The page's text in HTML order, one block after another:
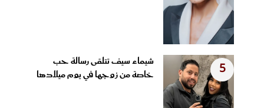
5
شيماء سيف تتلقى رسالة حب
خاصة من زوجها في يوم ميلادها